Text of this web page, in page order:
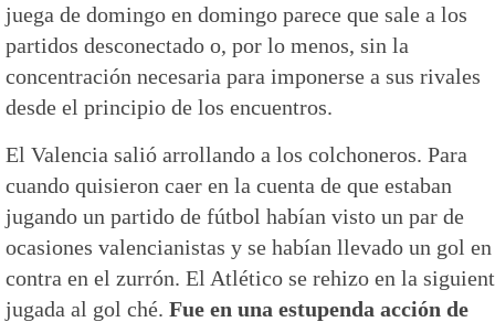
juega de domingo en domingo parece que sale a los
partidos desconectado o, por lo menos, sin la
concentración necesaria para imponerse a sus rivales
desde el principio de los encuentros.
El Valencia salió arrollando a los colchoneros. Para
cuando quisieron caer en la cuenta de que estaban
jugando un partido de fútbol habían visto un par de
ocasiones valencianistas y se habían llevado un gol en
contra en el zurrón. El Atlético se rehizo en la
jugada al gol ché. Fue en una estupenda acción de